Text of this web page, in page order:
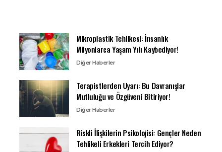
Mikroplastik Tehlikesi: İnsanlık
Milyonlarca Yaşam Yılı Kaybediyor!
Diğer Haberler
Terapistlerden Uyarı: Bu Davranışlar
Mutluluğu ve Özgüveni Bitiriyor!
Diğer Haberler
Riskli İlişkilerin Psikolojisi: Gençler Neden
Tehlikeli Erkekleri Tercih Ediyor?